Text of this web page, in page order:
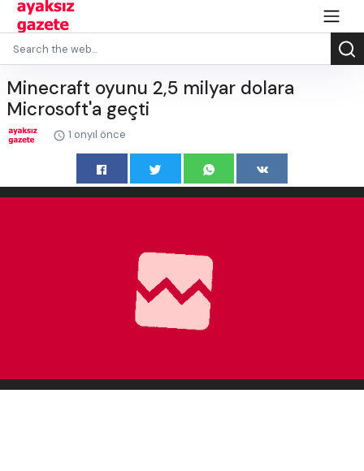
Minecraft oyunu 2,5 milyar dolara
Microsoft'a geçti
1 onyıl önce